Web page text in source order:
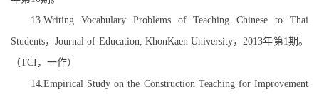
13.Writing Vocabulary Problems of Teaching Chinese to Thai
Students，Journal of Education, KhonKaen University，2013年第1期。
（TCI ，一作）
14.Empirical Study on the Construction Teaching for Improvement